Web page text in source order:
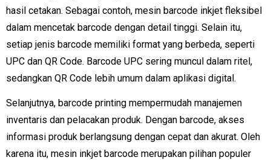
hasil cetakan. Sebagai contoh, mesin barcode inkjet fleksibel
dalam mencetak barcode dengan detail tinggi. Selain itu,
setiap jenis barcode memiliki format yang berbeda, seperti
UPC dan QR Code. Barcode UPC sering muncul dalam ritel,
sedangkan QR Code lebih umum dalam aplikasi digital.
Selanjutnya, barcode printing mempermudah manajemen
inventaris dan pelacakan produk. Dengan barcode, akses
informasi produk berlangsung dengan cepat dan akurat. Oleh
karena itu, mesin inkjet barcode merupakan pilihan populer